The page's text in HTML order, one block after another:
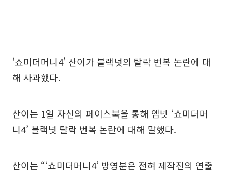
‘쇼미더머니4’ 산이가 블랙넛의 탈락 번복 논란에 대
해 사과했다.
산이는 1일 자신의 페이스북을 통해 엠넷 ‘쇼미더머
니4’ 블랙넛 탈락 번복 논란에 대해 말했다.
산이는 “‘쇼미더머니4’ 방영분은 전혀 제작진의 연출